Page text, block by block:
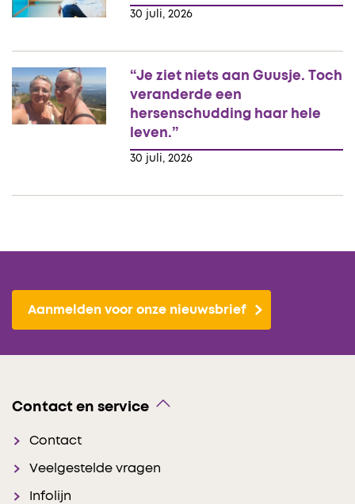
30 juli, 2026
30 juli, 2026
“Je ziet niets aan Guusje. Toch
veranderde een
hersenschudding haar hele
leven.”
Aanmelden voor onze nieuwsbrief
Contact en service
Contact
Veelgestelde vragen
Infolijn